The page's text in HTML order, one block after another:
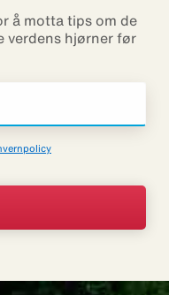
å motta tips om de
verdens hjørner før